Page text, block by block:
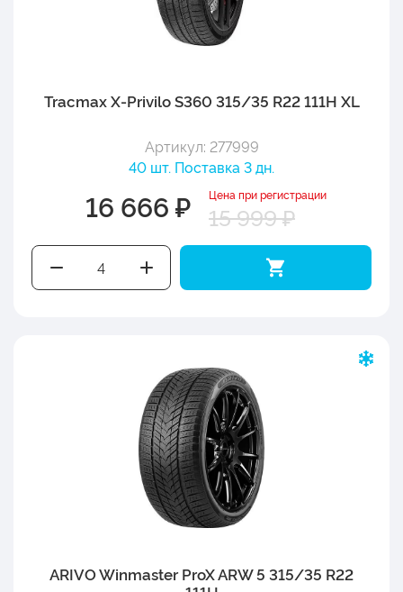
Tracmax X-Privilo S360 315/35 R22 111H XL
Артикул: 277999
40 шт. Поставка 3 дн.
16 666 ₽ Цена при регистрации
15 999 ₽
ARIVO Winmaster ProX ARW 5 315/35 R22